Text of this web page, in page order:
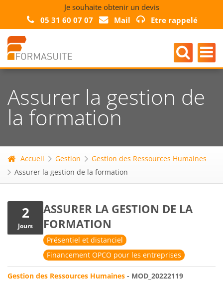
Je souhaite obtenir un devis
05 31 60 07 07
Mail Etre rappelé
Assurer la gestion de
la formation
Accueil Gestion
Gestion des Ressources Humaines
Assurer la gestion de la formation
2
Jours
ASSURER LA GESTION DE LA
FORMATION
Présentiel et distanciel
Financement OPCO pour les entreprises
Gestion des Ressources Humaines - MOD_20222119